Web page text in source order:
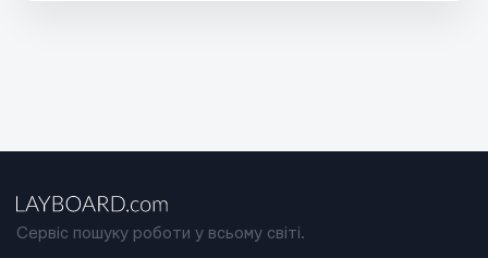
Сервіс пошуку роботи у всьому світі.